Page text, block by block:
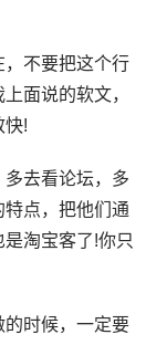
，不要把这个行
面说的软文，
快!
去看论坛，多
点，把他们通
淘宝客了!你只
的时候，一定要